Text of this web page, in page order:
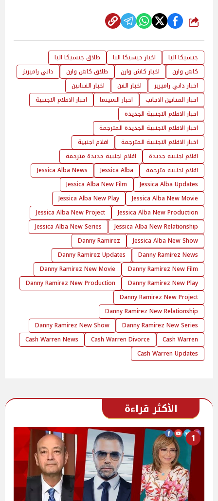
شارك
جيسيكا البا اخبار جيسيكا البا
طلاق جيسيكا البا
كاش وارن
اخبار كاش وارن طلاق كاش وارن
داني راميريز
اخبار داني راميريز
اخبار الفن
اخبار الفنانين
اخبار الفنانين الاجانب
اخبار السينما
اخبار الافلام الاجنبية
اخبار الافلام الاجنبية الجديدة
اخبار الافلام الاجنبية الجديدة المترجمة
اخبار الافلام الاجنبية المترجمة
افلام اجنبية
افلام اجنبية جديدة
افلام اجنبية جديدة مترجمة
افلام اجنبية مترجمة
Jessica Alba
Jessica Alba News
Jessica Alba Updates
Jessica Alba New Film
Jessica Alba New Movie
Jessica Alba New Play
Jessica Alba New Production
Jessica Alba New Project
Jessica Alba New Relationship
Jessica Alba New Series
Jessica Alba New Show
Danny Ramirez
Danny Ramirez News
Danny Ramirez Updates
Danny Ramirez New Film
Danny Ramirez New Movie
Danny Ramirez New Play
Danny Ramirez New Production
Danny Ramirez New Project
Danny Ramirez New Relationship
Danny Ramirez New Series
Danny Ramirez New Show
Cash Warren
Cash Warren Divorce
Cash Warren News
Cash Warren Updates
الأكثر قراءة
1